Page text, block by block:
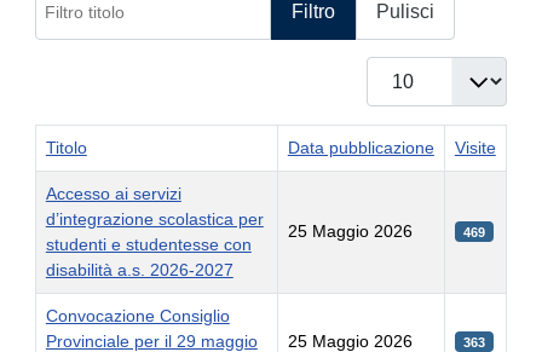
Filtro Pulisci
Titolo Data pubblicazione Visite
Accesso ai servizi
d’integrazione scolastica per
studenti e studentesse con
disabilità a.s. 2026-2027
25 Maggio 2026 469
Convocazione Consiglio
Provinciale per il 29 maggio
25 Maggio 2026 363